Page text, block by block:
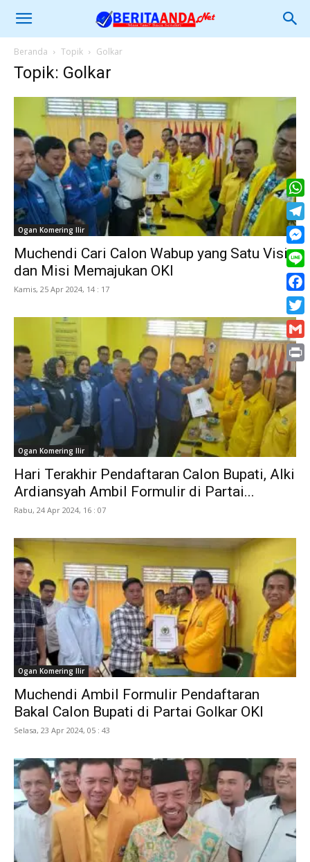
Beranda Topik Golkar
Topik: Golkar
Ogan Komering Ilir
Muchendi Cari Calon Wabup yang Satu Visi
dan Misi Memajukan OKI
Kamis, 25 Apr 2024, 14 : 17
Ogan Komering Ilir
Hari Terakhir Pendaftaran Calon Bupati, Alki
Ardiansyah Ambil Formulir di Partai...
Rabu, 24 Apr 2024, 16 : 07
Ogan Komering Ilir
Muchendi Ambil Formulir Pendaftaran
Bakal Calon Bupati di Partai Golkar OKI
Selasa, 23 Apr 2024, 05 : 43
Line
Print